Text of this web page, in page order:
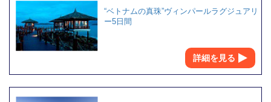
“ベトナムの真珠”ヴィンパールラグジュアリ
ー5日間
詳細を見る